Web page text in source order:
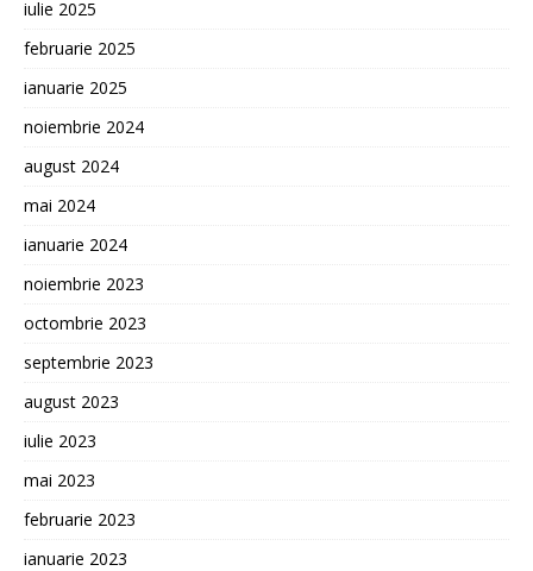
iulie 2025
februarie 2025
ianuarie 2025
noiembrie 2024
august 2024
mai 2024
ianuarie 2024
noiembrie 2023
octombrie 2023
septembrie 2023
august 2023
iulie 2023
mai 2023
februarie 2023
ianuarie 2023